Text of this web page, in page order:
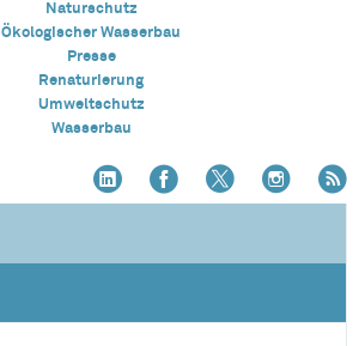
Naturschutz
Ökologischer Wasserbau
Presse
Renaturierung
Umweltschutz
Wasserbau